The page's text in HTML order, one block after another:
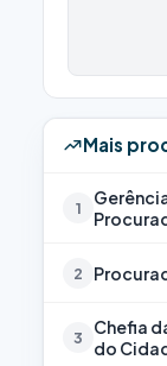
Mais
1
2
3
Chefia
do